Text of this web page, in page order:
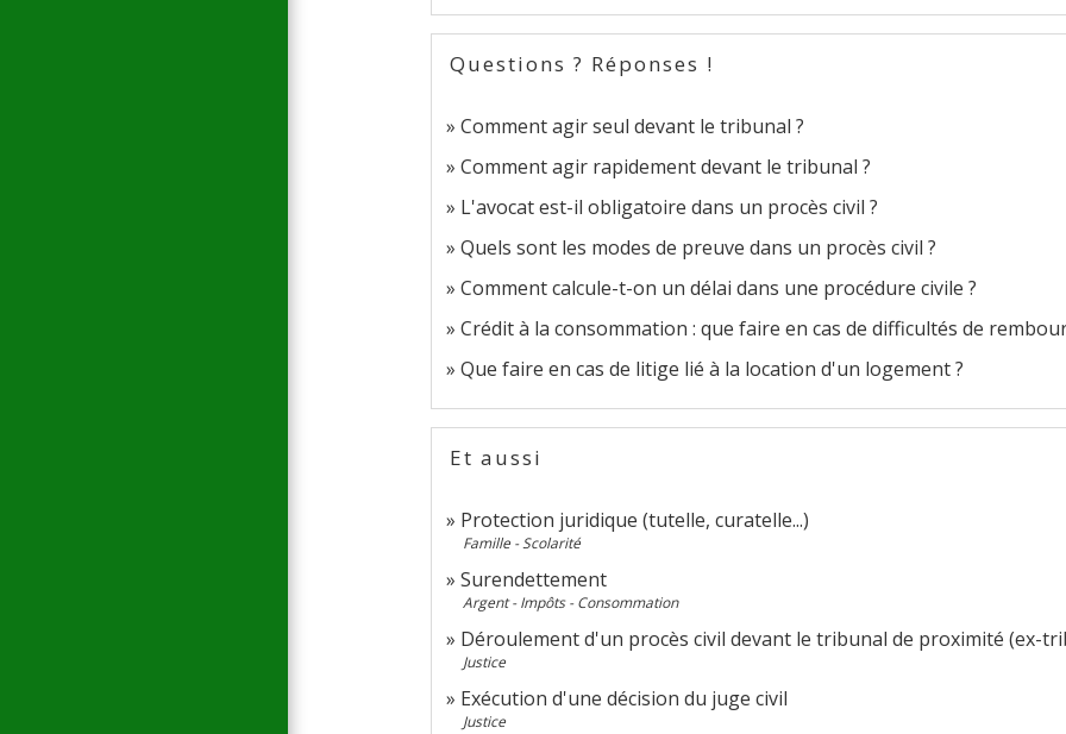
Questions ? Réponses !
Comment agir seul devant le tribunal ?
Comment agir rapidement devant le tribunal ?
L'avocat est-il obligatoire dans un procès civil ?
Quels sont les modes de preuve dans un procès civil ?
Comment calcule-t-on un délai dans une procédure civile ?
Crédit à la consommation : que faire en cas de difficultés de
Que faire en cas de litige lié à la location d'un logement ?
Et aussi
Protection juridique (tutelle, curatelle...)
Famille - Scolarité
Surendettement
Argent - Impôts - Consommation
Déroulement d'un procès civil devant le tribunal de proximité (ex-
Justice
Exécution d'une décision du juge civil
Justice